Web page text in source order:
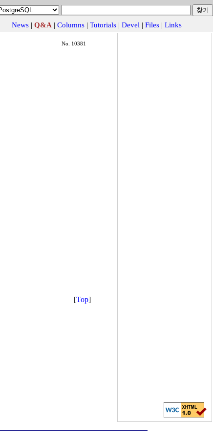
News | Q&A | Columns | Tutorials | Devel | Files | Links
No. 10381
[Top]